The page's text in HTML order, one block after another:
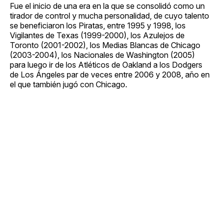
Fue el inicio de una era en la que se consolidó como un
tirador de control y mucha personalidad, de cuyo talento
se beneficiaron los Piratas, entre 1995 y 1998, los
Vigilantes de Texas (1999-2000), los Azulejos de
Toronto (2001-2002), los Medias Blancas de Chicago
(2003-2004), los Nacionales de Washington (2005)
para luego ir de los Atléticos de Oakland a los Dodgers
de Los Ángeles par de veces entre 2006 y 2008, año en
el que también jugó con Chicago.